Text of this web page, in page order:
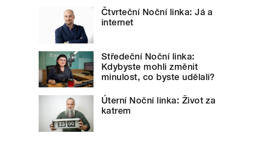
Čtvrteční Noční linka: Já a
internet
Středeční Noční linka:
Kdybyste mohli změnit
minulost, co byste udělali?
Úterní Noční linka: Život za
katrem